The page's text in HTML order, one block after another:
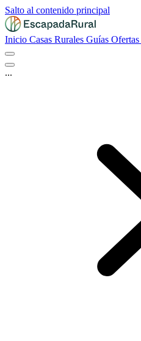
Salto al contenido principal
Inicio Casas Rurales Guías Ofertas
...